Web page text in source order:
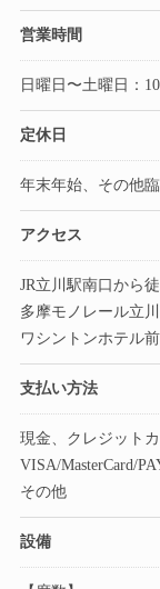
営業時間
日曜日〜土曜日：
定休日
年末年始、その他
アクセス
JR立川駅南口から徒
多摩モノレール立
ワシントンホテル
支払い方法
現金、クレジット
VISA/MasterCard/
その他
設備